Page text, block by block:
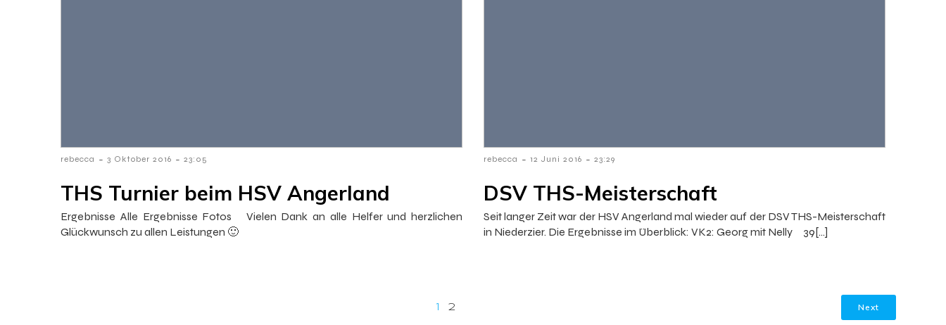
rebecca - 3 Oktober 2016 - 23:05
THS Turnier beim HSV Angerland
Ergebnisse Alle Ergebnisse Fotos Vielen Dank an alle Helfer und herzlichen
Glückwunsch zu allen Leistungen 🙂
rebecca - 12 Juni 2016 - 23:29
DSV THS-Meisterschaft
Seit langer Zeit war der HSV Angerland mal wieder auf der DSV THS-Meisterschaft
in Niederzier. Die Ergebnisse im Überblick: VK2: Georg mit Nelly 39[…]
1 2 Next